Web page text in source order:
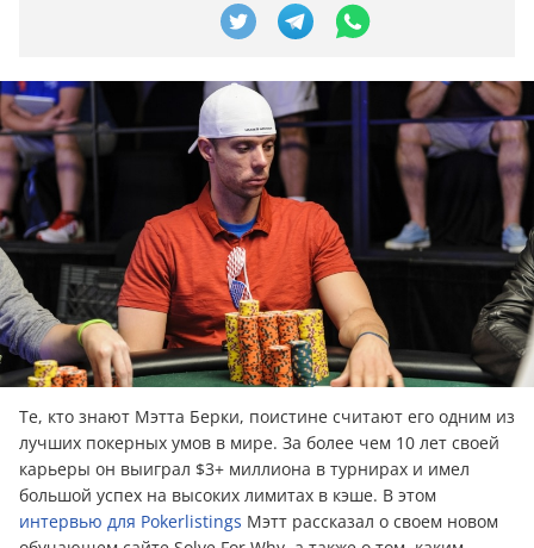
Те, кто знают Мэтта Берки, поистине считают его одним из
лучших покерных умов в мире. За более чем 10 лет своей
карьеры он выиграл $3+ миллиона в турнирах и имел
большой успех на высоких лимитах в кэше. В этом
интервью для Pokerlistings Мэтт рассказал о своем новом